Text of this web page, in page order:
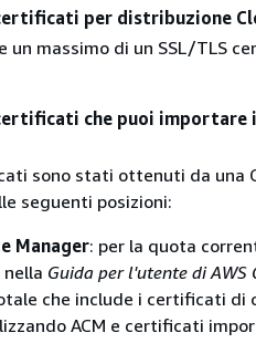
per distribuzione
un massimo di un SSL/TLS
che puoi importare
sono stati ottenuti da una
seguenti posizioni:
Manager: per la quota
nella Guida per l'utente di
che include i certificati
ACM e certificati